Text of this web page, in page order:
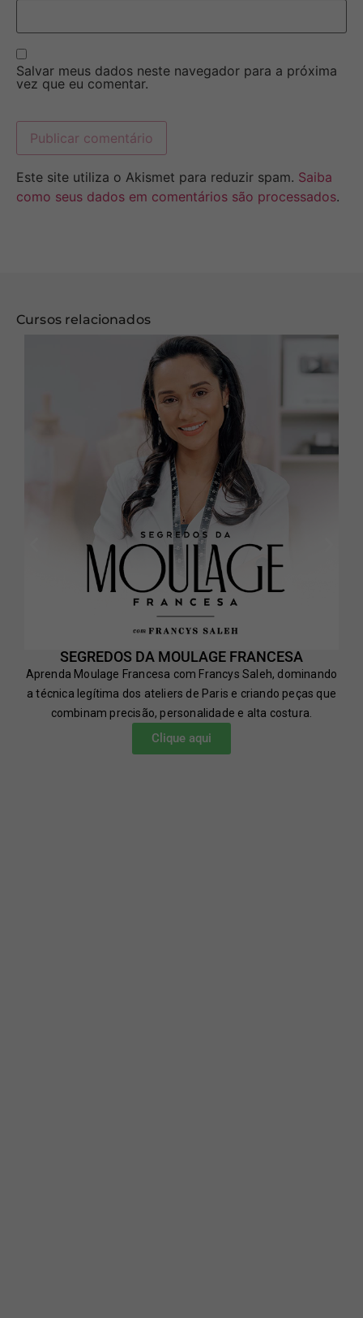
Salvar meus dados neste navegador para a próxima
vez que eu comentar.
Este site utiliza o Akismet para reduzir spam. Saiba
como seus dados em comentários são processados.
Cursos relacionados
SEGREDOS DA MOULAGE FRANCESA
Aprenda Moulage Francesa com Francys Saleh, dominando
a técnica legítima dos ateliers de Paris e criando peças que
combinam precisão, personalidade e alta costura.
Clique aqui